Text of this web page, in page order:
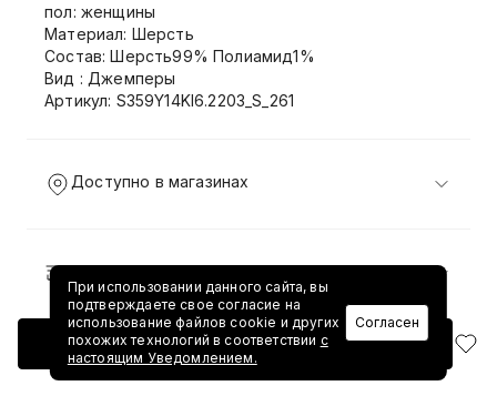
Добавить в корзину
пол: женщины
Материал: Шерсть
Состав: Шерсть99% Полиамид1%
Вид : Джемперы
Артикул: S359Y14KI6.2203_S_261
Доступно в магазинах
Доставка и возврат
При использовании данного сайта, вы
подтверждаете свое согласие на
использование файлов cookie и других
похожих технологий в соответствии с
настоящим Уведомлением.
Согласен